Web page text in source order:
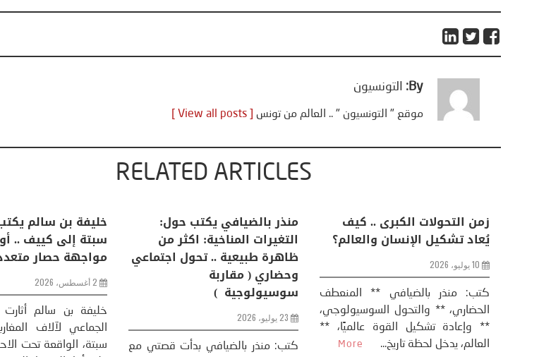
By: التونسيون
موقع " التونسيون " .. العالم من تونس [ View all posts ]
RELATED ARTICLES
منذر بالضيافي
التغيرات المناخية:
ظاهرة طبيعية ..
وحضاري ( مقاربة
سوسيولوجية )
23 يوليو، 2026
كتب: منذر بالضيافي
زمن التحولات الكبرى .. كيف
يُعاد تشكيل الإنسان والعالم؟
10 يوليو، 2026
كتب: منذر بالضيافي ** المنعطف
الحضاري، ** والتحول السوسيولوجي،
** وإعادة تشكيل القوة عالميًا، **
العالم، يدخل لحظة تاريخ...
More
تحليل اخباري/ أمريكا وايران:
عودة الحرب .. و “هرمز” مربط
الفرس
8 يوليو، 2026
تحليل – منذر بالضيافي عاد الرئيس
الأمريكي دونالد ترامب إلى قصف
ايران، وذلك ردا على ما اعتبره الرئيس